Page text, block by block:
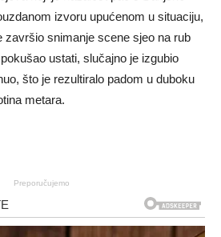
izvoru upućenom u situaciju,
završio snimanje scene sjeo na rub
ustati, slučajno je izgubio
što je rezultiralo padom u duboku
metara.
Preporučujemo